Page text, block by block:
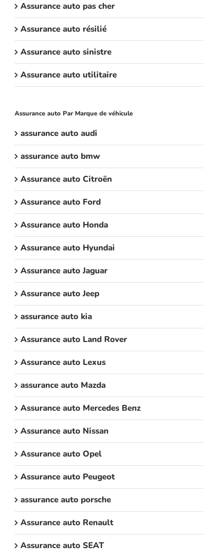
Assurance auto pas cher
Assurance auto résilié
Assurance auto sinistre
Assurance auto utilitaire
Assurance auto Par Marque de véhicule
assurance auto audi
assurance auto bmw
Assurance auto Citroën
Assurance auto Ford
Assurance auto Honda
Assurance auto Hyundai
Assurance auto Jaguar
Assurance auto Jeep
assurance auto kia
Assurance auto Land Rover
Assurance auto Lexus
assurance auto Mazda
Assurance auto Mercedes Benz
Assurance auto Nissan
Assurance auto Opel
Assurance auto Peugeot
assurance auto porsche
Assurance auto Renault
Assurance auto SEAT